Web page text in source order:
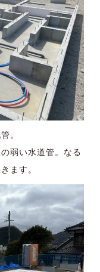
。
弱い水道管。なる
ます。